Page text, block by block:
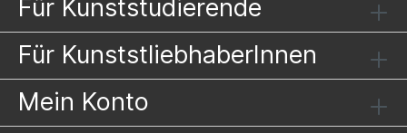
Für Kunststudierende
Für KunststliebhaberInnen
Mein Konto